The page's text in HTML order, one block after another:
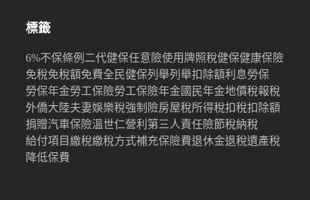
標籤
6%不保條例 二代健保任意險使用牌照稅健保健康保險
免稅免稅額免費全民健保列舉列舉扣除額利息勞保
勞保年金勞工保險勞工保險年金國民年金地價稅報稅
外僑大陸夫妻娛樂稅強制險房屋稅所得稅扣稅扣除額
捐贈汽車保險溫世仁營利 第三人責任險節稅納稅
給付項目繳稅繳稅方式補充保險費退休金退稅遺產稅
降低保費